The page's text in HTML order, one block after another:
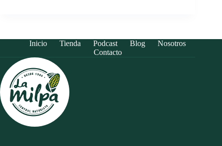
Inicio Tienda Podcast Blog
Nosotros
Contacto